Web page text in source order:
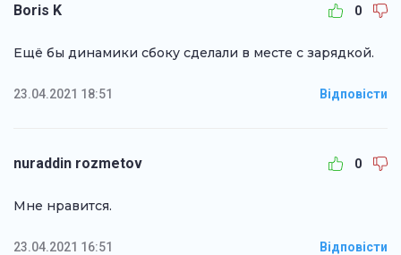
Boris K 0
Ещё бы динамики сбоку сделали в месте с зарядкой.
23.04.2021 18:51 Відповісти
nuraddin rozmetov 0
Мне нравится.
23.04.2021 16:51 Відповісти